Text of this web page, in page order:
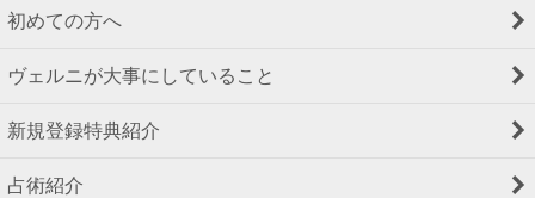
初めての方へ
ヴェルニが大事にしていること
新規登録特典紹介
占術紹介